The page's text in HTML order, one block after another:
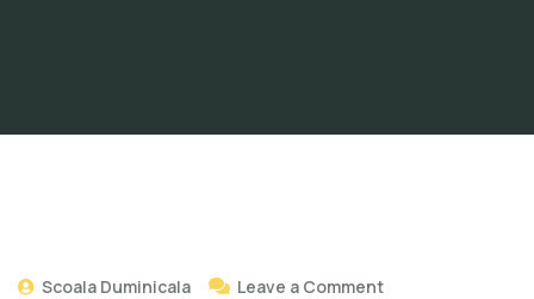
Scoala Duminicala Leave a Comment